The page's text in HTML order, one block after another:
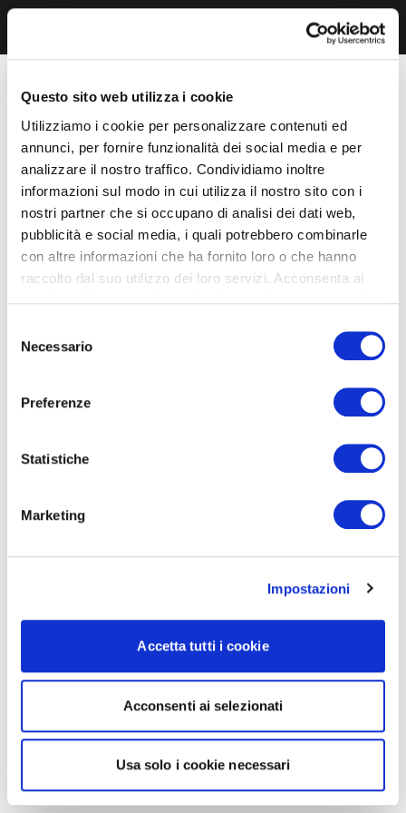
Questo sito web utilizza i cookie
Utilizziamo i cookie per personalizzare contenuti ed
annunci, per fornire funzionalità dei social media e per
analizzare il nostro traffico. Condividiamo inoltre
informazioni sul modo in cui utilizza il nostro sito con i
nostri partner che si occupano di analisi dei dati web,
pubblicità e social media, i quali potrebbero combinarle
con altre informazioni che ha fornito loro o che hanno
raccolto dal suo utilizzo dei loro servizi. Acconsenta ai
delNecessario
Preferenze
Statistiche
Marketing
Impostazioni
Accetta tutti i cookie
Acconsenti ai selezionati
Usa solo i cookie necessari